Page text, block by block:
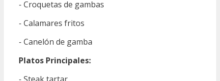
- Croquetas de gambas
- Calamares fritos
- Canelón de gamba
Platos Principales: